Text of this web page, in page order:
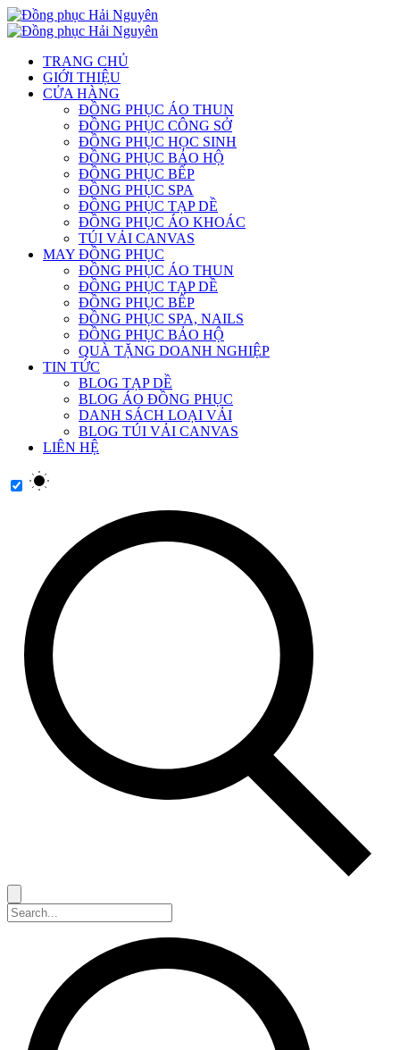
TRANG CHỦ
GIỚI THIỆU
CỬA HÀNG
ĐỒNG PHỤC ÁO THUN
ĐỒNG PHỤC CÔNG SỞ
ĐỒNG PHỤC HỌC SINH
ĐỒNG PHỤC BẢO HỘ
ĐỒNG PHỤC BẾP
ĐỒNG PHỤC SPA
ĐỒNG PHỤC TẠP DỀ
ĐỒNG PHỤC ÁO KHOÁC
TÚI VẢI CANVAS
MAY ĐỒNG PHỤC
ĐỒNG PHỤC ÁO THUN
ĐỒNG PHỤC TẠP DỀ
ĐỒNG PHỤC BẾP
ĐỒNG PHỤC SPA, NAILS
ĐỒNG PHỤC BẢO HỘ
QUÀ TẶNG DOANH NGHIỆP
TIN TỨC
BLOG TẠP DỀ
BLOG ÁO ĐỒNG PHỤC
DANH SÁCH LOẠI VẢI
BLOG TÚI VẢI CANVAS
LIÊN HỆ